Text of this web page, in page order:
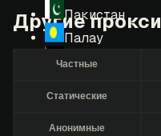
Пакистан
Палау
Палестина
Парагвай
Другие прокси
Частные
Статические
Анонимные